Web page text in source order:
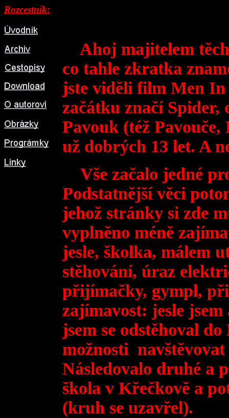
Rozcestník:
Ahoj majitelem
co tahle zkratka
jste viděli film Men In
začátku značí
Pavouk (též
už dobrých 13 let. A
Vše začalo jedné
Podstatnější věci
jehož stránky si zde
vyplněno méně
jesle, školka, málem
stěhování, úraz
přijímačky, gympl,
zajímavost: jesle
jsem se odstěhoval
možnosti
Následovalo druhé a
škola v Křečkově a
(kruh se uzavřel).